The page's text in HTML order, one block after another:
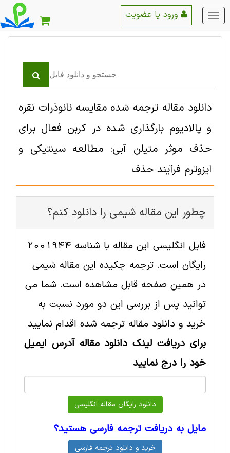
منو
اصلی
دانلود مقاله ترجمه شده مقایسه نانوذرات نقره
و پالادیوم بارگذاری شده در کربن فعال برای
حذف موثر متیلن آبی: مطالعه سینتیکی و
ایزوترم فرآیند حذف
چطور این مقاله شيمی را دانلود کنم؟
فایل انگلیسی این مقاله با شناسه 2001944
رایگان است. ترجمه چکیده این مقاله شيمی
در همین صفحه قابل مشاهده است. شما می
توانید پس از بررسی این دو مورد نسبت به
خرید و دانلود مقاله ترجمه شده اقدام نمایید
برای دریافت لینک دانلود مقاله آدرس ایمیل
خود را درج نمایید
مایل به دریافت ترجمه فارسی هستید؟